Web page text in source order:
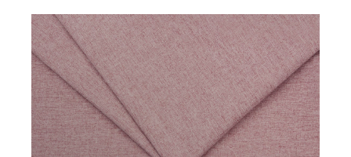
Muestras de tela
Obtén tu muestra